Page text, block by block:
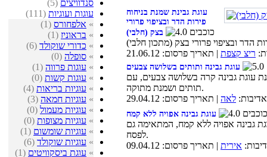
סנדוויצים (5)
עוגות ועוגיות (111)
» אלפחורס (1)
» בראוניז (1)
» כדורי שוקולד (6)
» סופלה (0)
» עוגות פרווה (1)
» עוגות קשות (0)
» עוגיות בריאות (4)
» עוגיות חמאה (3)
» עוגיות מעמול (0)
» עוגיות מצופות (0)
» עוגיות שומשום (1)
» עוגיות שוקולד (6)
» עוגת ביסקוויטים (1)
עוגת גבינת שמנת בניחוח
פירות הדר ובציפוי פרורי
בצק (חלבי)
ריצ קצפת | תאריך פרסום: 21.06.12
עוגת גבינה ותותים בשלושה צבעים
עוגת גבינה קרה בשלושה צבעים, עם
תותים ושמנת מתוקה.
לאה | תאריך פרסום: 29.04.12
עוגת גבינה אפויה ללא קמח
גבינה אפויה ללא קמח, המתאימה גם
לפסח.
אירית | תאריך פרסום: 09.04.12